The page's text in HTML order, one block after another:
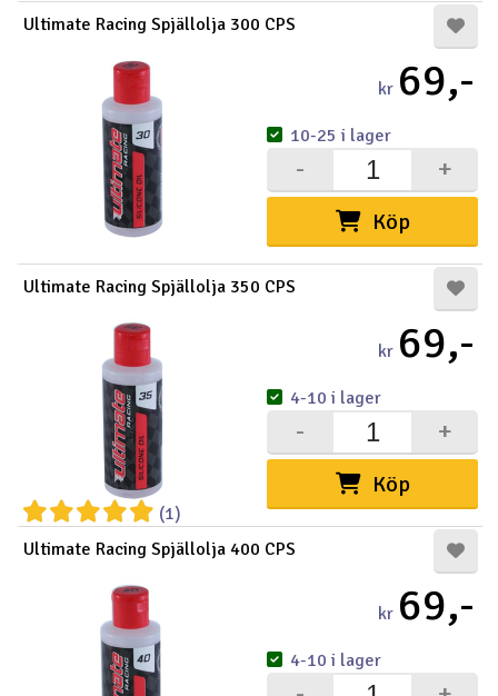
Ultimate Racing Spjällolja 300 CPS
kr 69,-
Köp
+
-
10-25 i lager
Ultimate Racing Spjällolja 350 CPS
(1)
kr 69,-
Köp
+
-
4-10 i lager
Ultimate Racing Spjällolja 400 CPS
kr 69,-
4-10 i lager